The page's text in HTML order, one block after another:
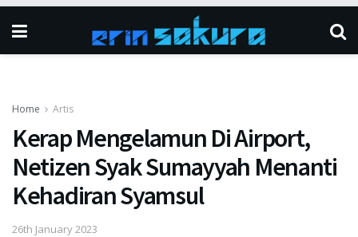
Home Artis
Kerap Mengelamun Di Airport,
Netizen Syak Sumayyah Menanti
Kehadiran Syamsul
26th January 2023